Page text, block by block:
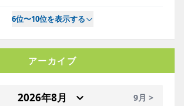
6位〜10位を表示する
アーカイブ
9月 >